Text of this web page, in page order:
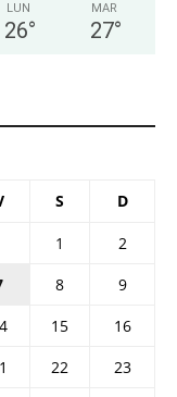
LUN
26°
MAR
27°
S D
1
2
8
9
15
16
22
23